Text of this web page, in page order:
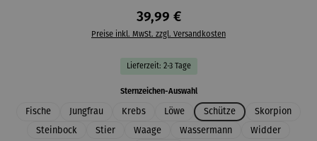
39,99 €
Preise inkl. MwSt. zzgl. Versandkosten
Lieferzeit: 2-3 Tage
Sternzeichen-Auswahlauswählen
Fische Jungfrau Krebs Löwe Schütze
Skorpion
Steinbock
Stier Waage Wassermann
Widder